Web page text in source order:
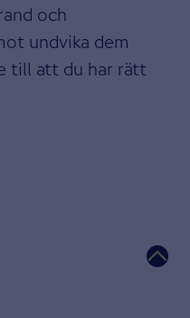
och
undvika dem
till att du har rätt